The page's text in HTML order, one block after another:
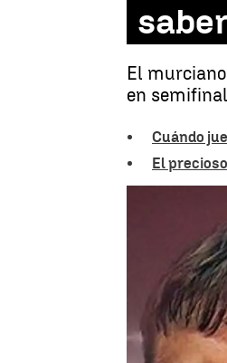
El
en
Cuándo
El